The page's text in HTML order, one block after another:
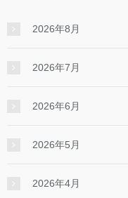
2026年8月
2026年7月
2026年6月
2026年5月
2026年4月